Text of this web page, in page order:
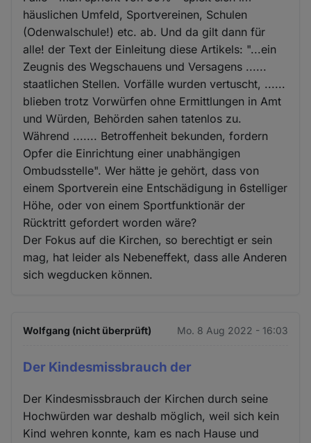
häuslichen Umfeld, Sportvereinen, Schulen
(Odenwalschule!) etc. ab. Und da gilt dann für
alle! der Text der Einleitung diese Artikels: "...ein
Zeugnis des Wegschauens und Versagens ......
staatlichen Stellen. Vorfälle wurden vertuscht, ......
blieben trotz Vorwürfen ohne Ermittlungen in Amt
und Würden, Behörden sahen tatenlos zu.
Während ....... Betroffenheit bekunden, fordern
Opfer die Einrichtung einer unabhängigen
Ombudsstelle". Wer hätte je gehört, dass von
einem Sportverein eine Entschädigung in 6stelliger
Höhe, oder von einem Sportfunktionär der
Rücktritt gefordert worden wäre?
Der Fokus auf die Kirchen, so berechtigt er sein
mag, hat leider als Nebeneffekt, dass alle Anderen
sich wegducken können.
Wolfgang (nicht überprüft) Mo. 8 Aug 2022 - 16:03
Der Kindesmissbrauch der
Der Kindesmissbrauch der Kirchen durch seine
Hochwürden war deshalb möglich, weil sich kein
Kind wehren konnte, kam es nach Hause und